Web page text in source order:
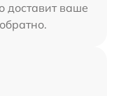
доставит ваше